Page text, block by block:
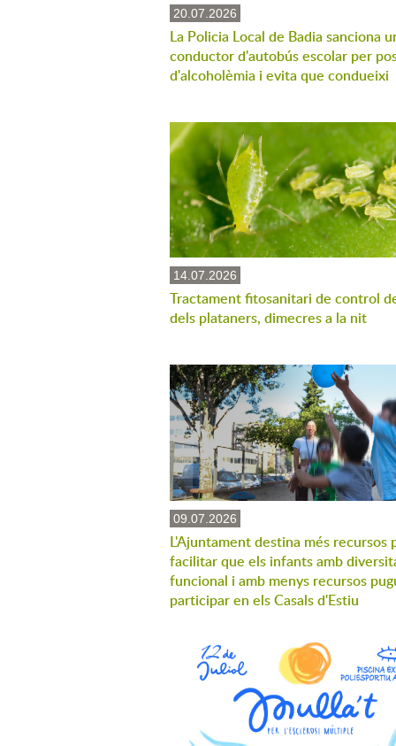
20.07.2026
La Policia Local de Badia sanciona
conductor d'autobús escolar per
d'alcoholèmia i evita que condueixi
14.07.2026
Tractament fitosanitari de control
dels plataners, dimecres a la nit
09.07.2026
L'Ajuntament destina més recursos
facilitar que els infants amb
funcional i amb menys recursos
participar en els Casals d'Estiu